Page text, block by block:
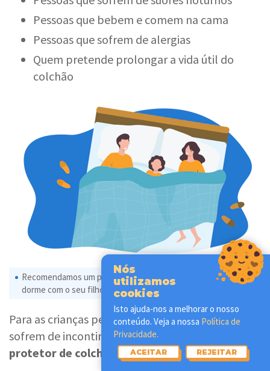
Pessoas que bebem e comem na cama
Pessoas que sofrem de alergias
Quem pretende prolongar a vida útil do
colchão
Recomendamos um protetor de colchão impermeável se
dorme com o seu filho na cama.
Para as crianças pequenas e para as pessoas que
sofrem de incontinência, é preferível utilizar um
protetor de colchão impermeável
Nós
utilizamos
cookies
Isto ajuda-nos a melhorar o nosso
conteúdo. Veja a nossa Política de
Privacidade.
ACEITAR REJEITAR